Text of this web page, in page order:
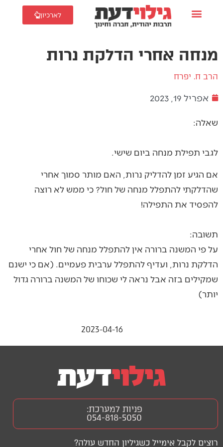
לארכיון
מנחה אחרי הדלקת נרות
הרב ח. יפרח
אפריל 19, 2023
שאלה:
לגבי תפילת מנחה ביום שישי.
אם הגיע זמן להדליק נרות, האם מותר סמוך אחרי
שהדלקתי להתפלל מנחה של חול? כי ממש לא רוצה
להפסיד את התפילה!
תשובה:
על פי המשנה ברורה אין להתפלל מנחה של חול אחרי
הדלקת נרות, ועדיף להתפלל ערבית פעמיים. (אם כי ישנם
שמקילים בזה אבל נראה לי שכוחו של המשנה ברורה גדול
יותר)
2023-04-16
רוצים לקבל אימייל כשגיליון החדש עולה?
פניות למערכת:
054-818-5050